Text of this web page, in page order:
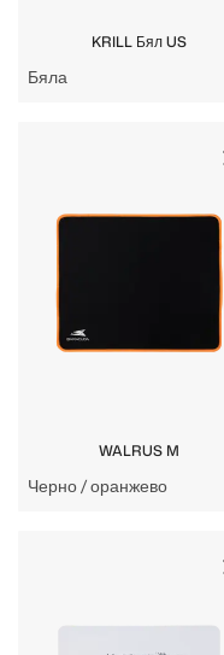
KRILL Бял US
Бяла
WALRUS M
Черно / оранжево